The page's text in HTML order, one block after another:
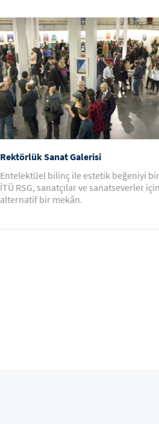
Rektörlük Sanat Galerisi
Entelektüel bilinç ile estetik beğeniyi
İTÜ RSG, sanatçılar ve sanatseverler için
alternatif bir mekân.